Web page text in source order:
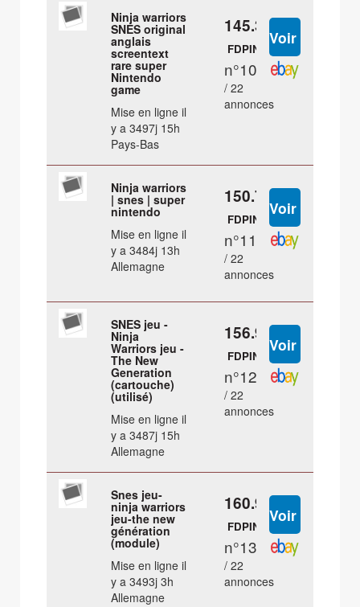
Ninja warriors
SNES original
anglais
screentext
rare super
Nintendo
game
Mise en ligne il
y a 3497j 15h
Pays-Bas
145.35 €
FDPIN
n°10
/ 22
annonces
Ninja warriors
| snes | super
nintendo
Mise en ligne il
y a 3484j 13h
Allemagne
150.7 €
FDPIN
n°11
/ 22
annonces
SNES jeu -
Ninja
Warriors jeu -
The New
Generation
(cartouche)
(utilisé)
Mise en ligne il
y a 3487j 15h
Allemagne
156.99 €
FDPIN
n°12
/ 22
annonces
Snes jeu-
ninja warriors
jeu-the new
génération
(module)
Mise en ligne il
y a 3493j 3h
Allemagne
160.98 €
FDPIN
n°13
/ 22
annonces